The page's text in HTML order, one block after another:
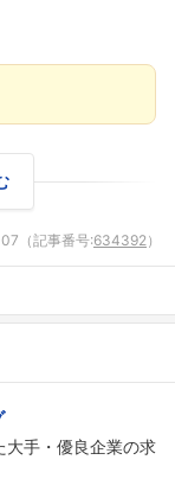
（記事番号:634392）
大手・優良企業の求